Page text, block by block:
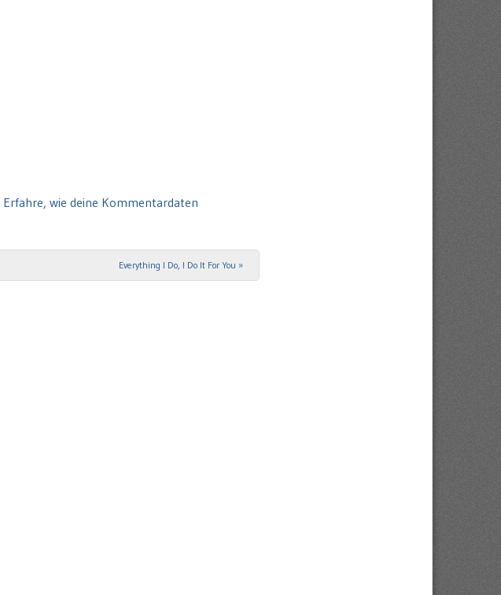
Erfahre, wie deine Kommentardaten
Everything I Do, I Do It For You »